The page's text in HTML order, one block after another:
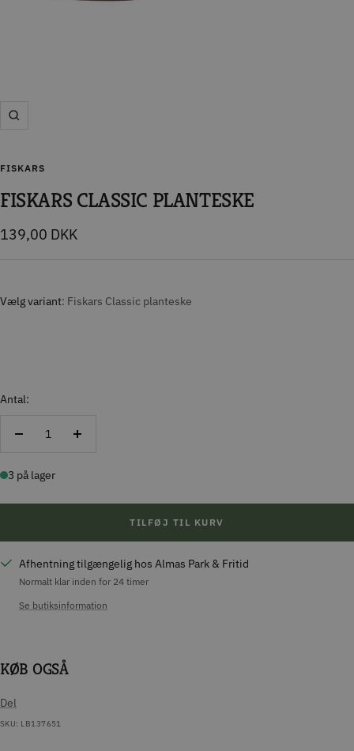
Zoom
FISKARS
FISKARS CLASSIC PLANTESKE
Tilbudspris
139,00 DKK
Vælg variant Fiskars Classic planteske
Antal:
Reducer
Forøg
3 på lager
TILFØJ TIL KURV
Afhentning tilgængelig hos Almas Park & Fritid
Normalt klar inden for 24 timer
Se butiksinformation
KØB OGSÅ
Del
SKU: LB137651